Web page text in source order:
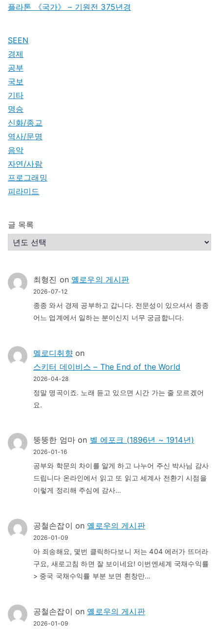
플라톤 《국가》 – 기원전 375년경
SEEN
경제
공부
국보
기타
명승
신화/종교
역사/문명
음악
자연/사람
프로그래밍
피라미드
글 목록
최형진 on 옐로우의 게시판
2026-07-12
종종 와서 경제 공부하고 갑니다. 전문성이 있으셔서 종종
어느 업계에서 일하는 분이신지 너무 궁금합니다.
멜로디취향on
스키터 데이비스 – The End of the World
2026-04-28
정말 명곡이죠. 노래 듣고 있으면 시간 가는 줄 모르겠어
요.
뚱뚱한 엄마on 벨 에포크 (1896년 ~ 1914년)
2026-01-16
공부와 학문의 차이를 알게 하고 나누어 주신 박사님 감사
드립니다 온라인에서 읽고 또 읽고 세계사 전환기 시점을
이렇게 정리해 주심에 감사…
공철손잡이 on 옐로우의 게시판
2026-01-09
아 죄송해요, 몇번 클릭하다보니 저는 404 에러가 뜨더라
구요, 새로고침 하면 잘 보이네요! 이번엔세계 국채수익률
> 중국 국채수익률 부분 보면 흰창만…
공철손잡이 on 옐로우의 게시판
2026-01-09